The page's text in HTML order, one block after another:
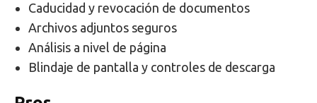
Caducidad y revocación de documentos
Archivos adjuntos seguros
Análisis a nivel de página
Blindaje de pantalla y controles de descarga